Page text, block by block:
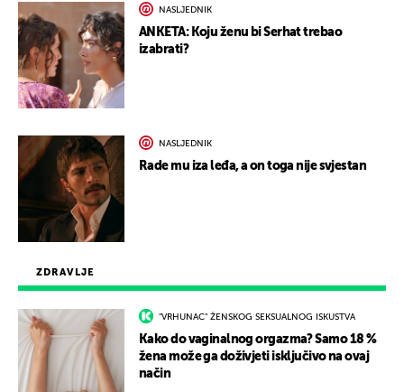
ZDRAVLJE
"VRHUNAC" ŽENSKOG SEKSUALNOG ISKUSTVA
Kako do vaginalnog orgazma? Samo 18 %
žena može ga doživjeti isključivo na ovaj
način
NASLJEDNIK
ANKETA: Koju ženu bi Serhat trebao
izabrati?
NASLJEDNIK
Rade mu iza leđa, a on toga nije svjestan